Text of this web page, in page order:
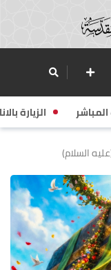
الزيارة
السلام)